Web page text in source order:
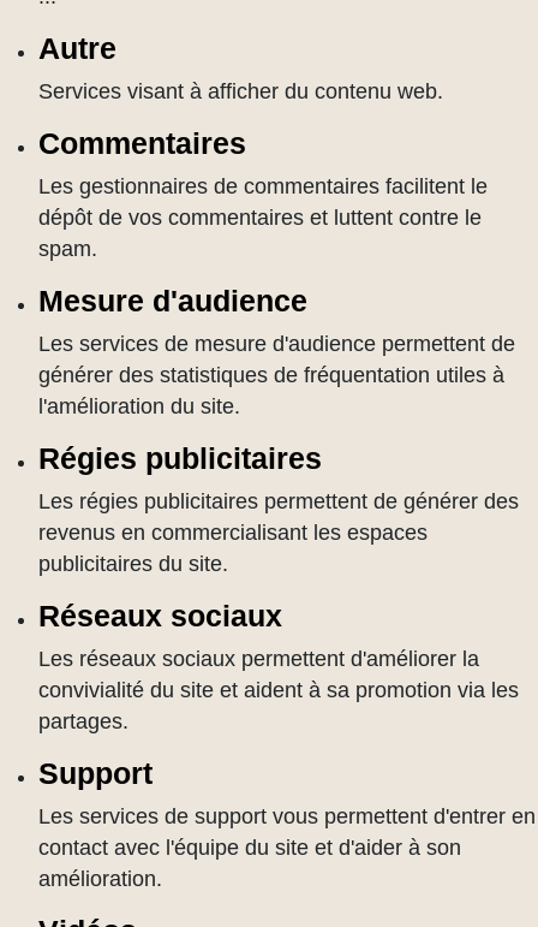
Autre
Services visant à afficher du contenu web.
Commentaires
Les gestionnaires de commentaires facilitent le
dépôt de vos commentaires et luttent contre le
spam.
Mesure d'audience
Les services de mesure d'audience permettent de
générer des statistiques de fréquentation utiles à
l'amélioration du site.
Régies publicitaires
Les régies publicitaires permettent de générer des
revenus en commercialisant les espaces
publicitaires du site.
Réseaux sociaux
Les réseaux sociaux permettent d'améliorer la
convivialité du site et aident à sa promotion via les
partages.
Support
Les services de support vous permettent d'entrer en
contact avec l'équipe du site et d'aider à son
amélioration.